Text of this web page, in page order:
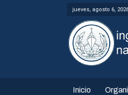
jueves, agosto 6,
Inicio